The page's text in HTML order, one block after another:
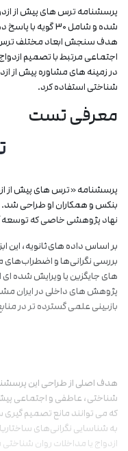
شده و شامل 30
هدف سنجش ابعاد مختلف
اجتماعی مرتبط با تصمیم
در زمینه‌ های مشاوره پیش از
‌شناختی استفاده کرد.
معرفی تست
بنکس و همکاران او طراحی شد.
نهاد پژوهشی خاصی که توسعه
بررسی نگرانی‌ها و اضطراب‌های
های جایگزین یا ویرایش‌ شده
پژوهش‌ های داخلی در ایران
بازبینی علمی گسترده ‌تر در
هدف اصلی از طراحی این
شناختی، عاطفی و اجتماعی پیش
که می ‌توانند مانع تصمیم‌ گیری
به شناسایی نگرانی‌های
ازدواج یا مداخلات روان ‌شناختی